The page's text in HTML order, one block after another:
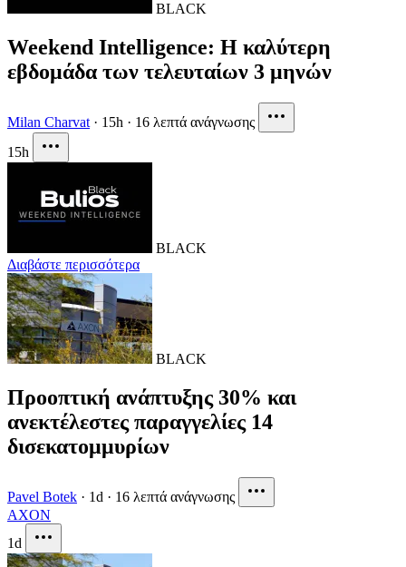
BLACK
Weekend Intelligence: Η καλύτερη
εβδομάδα των τελευταίων 3 μηνών
Milan Charvat · 15h · 16 λεπτά ανάγνωσης
15h
BLACK
Διαβάστε περισσότερα
BLACK
Προοπτική ανάπτυξης 30% και
ανεκτέλεστες παραγγελίες 14
δισεκατομμυρίων
Pavel Botek · 1d · 16 λεπτά ανάγνωσης
AXON
1d